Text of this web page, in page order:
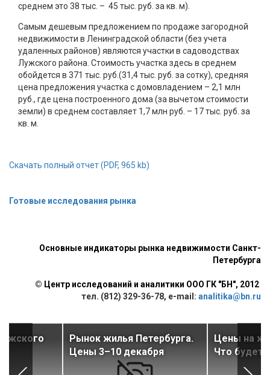
среднем это 38 тыс. – 45 тыс. руб. за кв. м).
Самым дешевым предложением по продаже загородной
недвижимости в Ленинградской области (без учета
удаленных районов) являются участки в садоводствах
Лужского района. Стоимость участка здесь в среднем
обойдется в 371 тыс. руб.(31,4 тыс. руб. за сотку), средняя
цена предложения участка с домовладением – 2,1 млн
руб., где цена построенного дома (за вычетом стоимости
земли) в среднем составляет 1,7 млн руб. – 17 тыс. руб. за
кв. м.
Скачать полный отчет (PDF, 965 kb)
Готовые исследования рынка
Основные индикаторы рынка недвижимости Санкт-
Петербурга
© Центр исследований и аналитики ООО ГК "БН", 2012
тел. (812) 329-36-78, e-mail: analitika@bn.ru
Рынок жилья Петербурга.
Цены 3–10 декабря
Цены на
Что будет